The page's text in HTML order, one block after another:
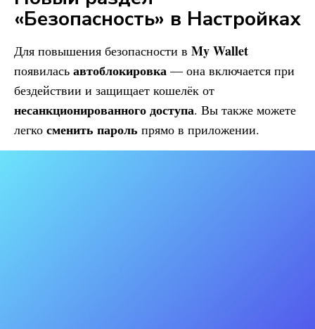
«Безопасность» в Настройках
Для повышения безопасности в My Wallet
появилась автоблокировка — она включается при
бездействии и защищает кошелёк от
несанкционированного доступа. Вы также можете
легко сменить пароль прямо в приложении.